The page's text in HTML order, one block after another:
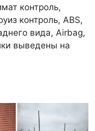
контроль,
контроль, ABS,
вида, Airbag,
выведены на